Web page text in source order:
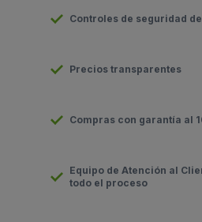
Controles de seguridad
Precios transparentes
Compras con garantía al
Equipo de Atención al
todo el proceso